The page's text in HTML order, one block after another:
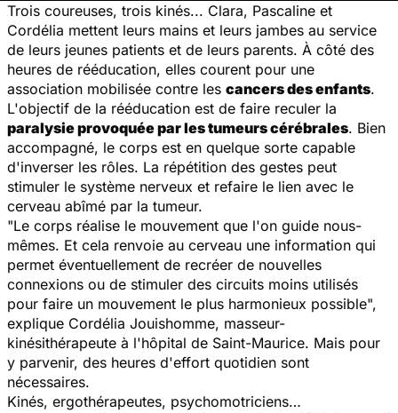
Trois coureuses, trois kinés... Clara, Pascaline et
Cordélia mettent leurs mains et leurs jambes au service
de leurs jeunes patients et de leurs parents. À côté des
heures de rééducation, elles courent pour une
association mobilisée contre les cancers des enfants.
L'objectif de la rééducation est de faire reculer la
paralysie provoquée par les tumeurs cérébrales. Bien
accompagné, le corps est en quelque sorte capable
d'inverser les rôles. La répétition des gestes peut
stimuler le système nerveux et refaire le lien avec le
cerveau abîmé par la tumeur.
"Le corps réalise le mouvement que l'on guide nous-
mêmes. Et cela renvoie au cerveau une information qui
permet éventuellement de recréer de nouvelles
connexions ou de stimuler des circuits moins utilisés
pour faire un mouvement le plus harmonieux possible",
explique Cordélia Jouishomme, masseur-
kinésithérapeute à l'hôpital de Saint-Maurice. Mais pour
y parvenir, des heures d'effort quotidien sont
nécessaires.
Kinés, ergothérapeutes, psychomotriciens…